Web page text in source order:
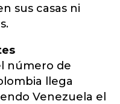
sus casas ni
número de
llega
Venezuela el